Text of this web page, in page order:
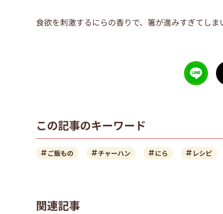
食欲を刺激するにらの香りで、箸が進みすぎてし
この記事のキーワード
ご飯もの チャーハン にら レシピ
関連記事